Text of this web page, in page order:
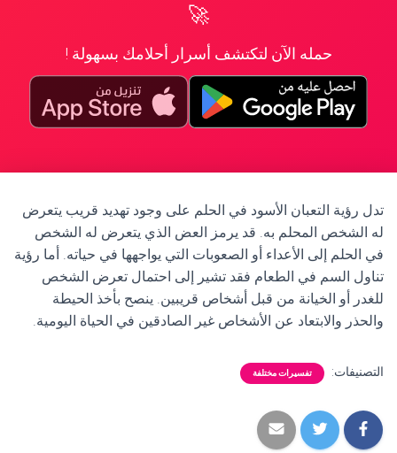
🚀
حمله الآن لتكتشف أسرار أحلامك بسهولة !
تدل رؤية التعبان الأسود في الحلم على وجود تهديد قريب يتعرض
له الشخص المحلم به. قد يرمز العض الذي يتعرض له الشخص
في الحلم إلى الأعداء أو الصعوبات التي يواجهها في حياته. أما رؤية
تناول السم في الطعام فقد تشير إلى احتمال تعرض الشخص
للغدر أو الخيانة من قبل أشخاص قريبين. ينصح بأخذ الحيطة
والحذر والابتعاد عن الأشخاص غير الصادقين في الحياة اليومية.
التصنيفات: تفسيرات مختلفة